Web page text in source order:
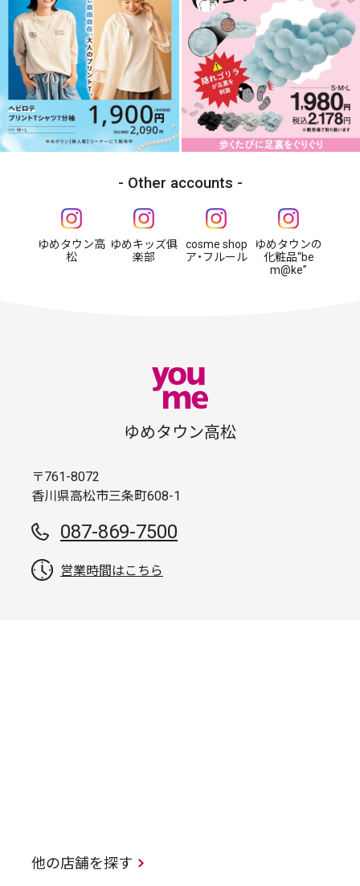
Other accounts
ゆめタウン高
松
ゆめキッズ俱
楽部
cosme shop
ア・フルール
ゆめタウンの
化粧品“be
m@ke”
ゆめタウン高松
〒761-8072
香川県高松市三条町608-1
087-869-7500
営業時間はこちら
他の店舗を探す